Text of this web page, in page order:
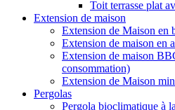
Toit terrasse plat
Extension de maison
Extension de Maison en
Extension de maison en
Extension de maison
consommation)
Extension de Maison
Pergolas
Pergola bioclimatique à